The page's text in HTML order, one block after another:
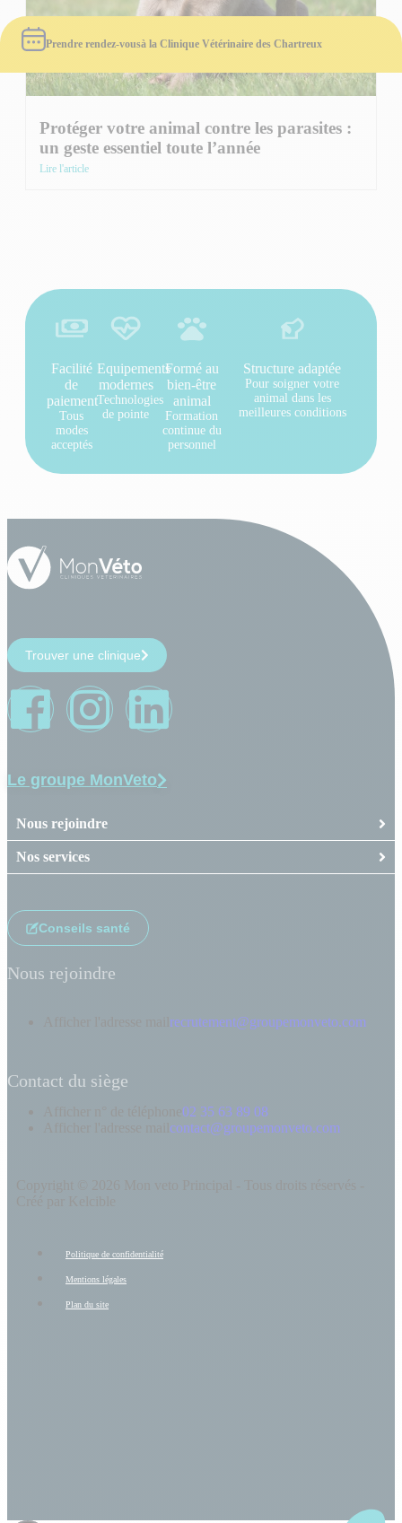
Prendre rendez-vousà la Clinique Vétérinaire des Chartreux
Protéger votre animal contre les parasites :
un geste essentiel toute l’année
Lire l'article
Facilité
de
paiement
Tous
modes
acceptés
Equipements
modernes
Technologies
de pointe
Formé au
bien-être
animal
Formation
continue du
personnel
Structure adaptée
Pour soigner votre
animal dans les
meilleures conditions
Trouver une clinique
Le groupe MonVeto
Nous rejoindre
Nos services
Conseils santé
Nous rejoindre
recrutement@groupemonveto.com
Contact du siège
02 35 63 89 08
contact@groupemonveto.com
Créé par Kelcible
Politique de confidentialité
Mentions légales
Plan du site